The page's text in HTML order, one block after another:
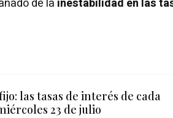
las tasas de interés de cada
23 de julio